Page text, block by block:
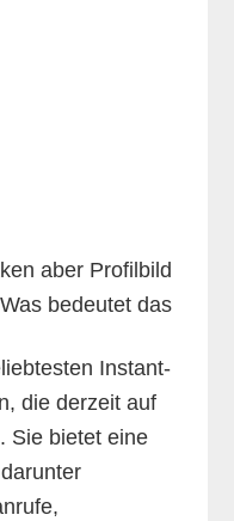
Instant-
die derzeit auf
Sie bietet eine